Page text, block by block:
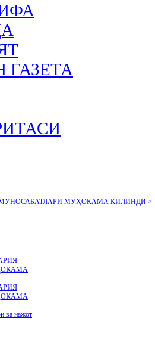
ГАЗЕТА
МУҲОКАМА ҚИЛИНДИ >
ва нажот